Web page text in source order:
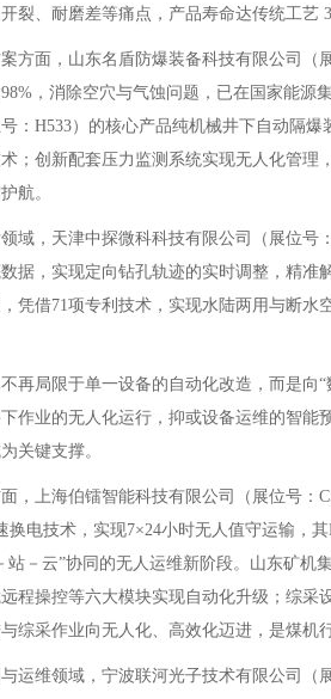
裂、耐磨差等痛点，产品寿命达传统工艺 3
面，山东名盾防爆装备科技有限公司（
，消除空穴与气蚀问题，已在国家能
：H533）的核心产品纯机械井下自动隔
；创新配套压力监测系统实现无人化管
航。
，天津中探微科科技有限公司（展位号
据，实现定向钻孔轨迹的实时调整，精准
凭借71项专利技术，实现水陆两用与断
局限于单一设备的自动化改造，而是向“
作业的无人化运行，抑或设备运维的智能
关键支撑。
上海伯镭智能科技有限公司（展位号：
换电技术，实现7×24小时无人值守运输，
站－云”协同的无人运维新阶段。山东矿机
程操控等六大模块实现自动化升级；综
综采作业向无人化、高效化迈进，是煤机
维领域，宁波联河光子技术有限公司（